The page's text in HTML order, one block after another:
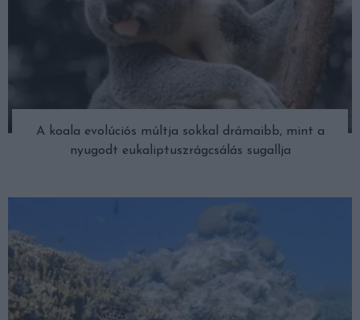
A koala evolúciós múltja sokkal drámaibb, mint a
nyugodt eukaliptuszrágcsálás sugallja